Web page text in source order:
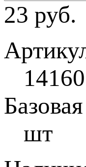
23 руб.
14160
шт